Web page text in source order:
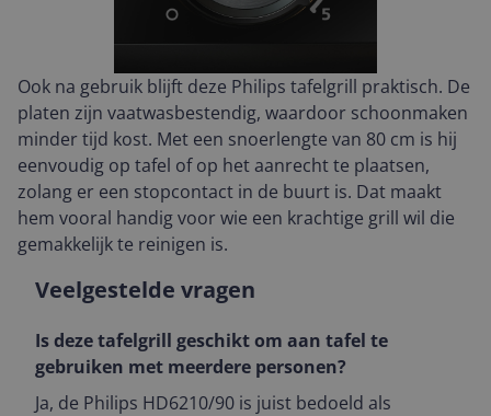
Ook na gebruik blijft deze Philips tafelgrill praktisch. De
platen zijn vaatwasbestendig, waardoor schoonmaken
minder tijd kost. Met een snoerlengte van 80 cm is hij
eenvoudig op tafel of op het aanrecht te plaatsen,
zolang er een stopcontact in de buurt is. Dat maakt
hem vooral handig voor wie een krachtige grill wil die
gemakkelijk te reinigen is.
Veelgestelde vragen
Is deze tafelgrill geschikt om aan tafel te
gebruiken met meerdere personen?
Ja, de Philips HD6210/90 is juist bedoeld als